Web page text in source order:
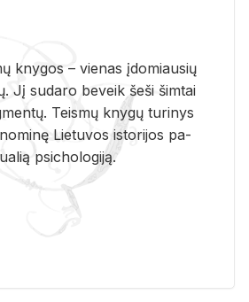
kny­gos – vie­nas įdo­miau­sių
Jį su­da­ro be­veik šeši šim­tai
Teis­mų kny­gų tu­ri­nys
Lie­tu­vos is­to­ri­jos pa­
psi­cho­lo­gi­ją.